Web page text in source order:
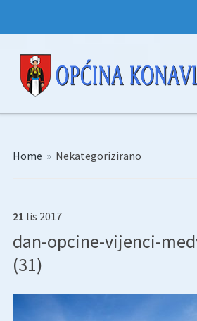
Home » Nekategorizirano
21 lis 2017
dan-opcine-vijenci-
(31)